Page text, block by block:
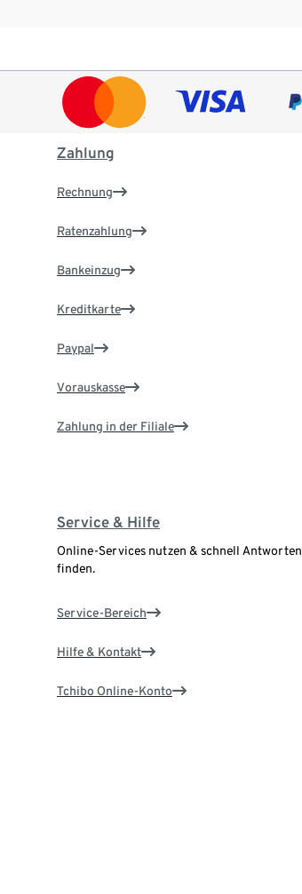
Zahlung
Rechnung
Ratenzahlung
Bankeinzug
Kreditkarte
Paypal
Vorauskasse
Zahlung in der Filiale
Service & Hilfe
Online-Services nutzen & schnell Antworten
finden.
Service-Bereich
Hilfe & Kontakt
Tchibo Online-Konto